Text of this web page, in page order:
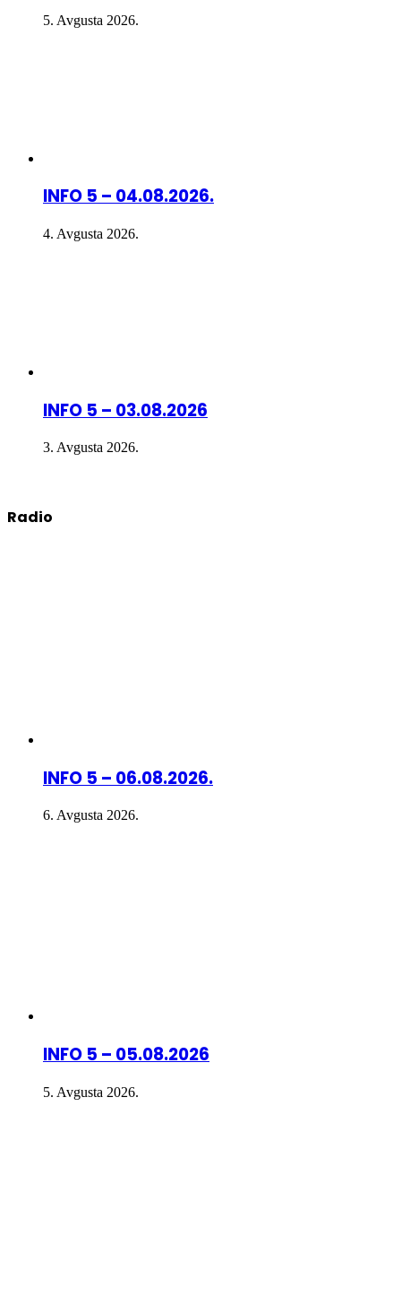
5. Avgusta 2026.
INFO 5 – 04.08.2026.
4. Avgusta 2026.
INFO 5 – 03.08.2026
3. Avgusta 2026.
Radio
INFO 5 – 06.08.2026.
6. Avgusta 2026.
INFO 5 – 05.08.2026
5. Avgusta 2026.